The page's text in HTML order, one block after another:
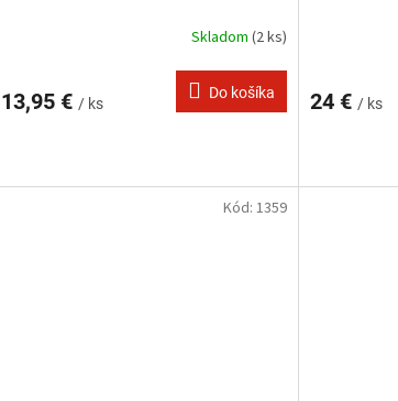
Skladom (2 ks)
13,95 € / ks
Do košíka 24 € / ks
Kód: 1359